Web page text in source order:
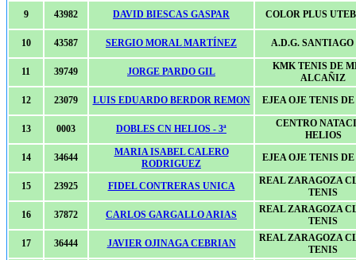
9
43982 DAVID BIESCAS GASPAR COLOR PLUS
10 43587 SERGIO MORAL MARTÍNEZ A.D.G. SANTIAGO
11 39749 JORGE PARDO GIL
KMK TENIS DE
ALCAÑIZ
12
23079 LUIS EDUARDO BERDOR REMON EJEA OJE TENIS
13 0003 DOBLES CN HELIOS - 3ª
CENTRO
HELIOS
14
34644
MARIA ISABEL CALERO
RODRIGUEZ
EJEA OJE TENIS
15 23925 FIDEL CONTRERAS UNICA
REAL ZARAGOZA
TENIS
16
37872 CARLOS GARGALLO ARIAS
REAL ZARAGOZA
TENIS
17
36444 JAVIER OJINAGA CEBRIAN
REAL ZARAGOZA
TENIS